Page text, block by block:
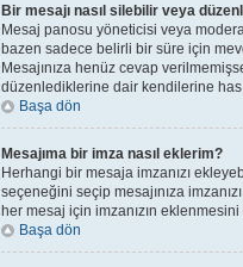
Bir mesajı nasıl silebilir veya
Mesaj panosu yöneticisi veya
bazen sadece belirli bir süre için
Mesajınıza henüz cevap
düzenlediklerine dair kendilerine has
Başa dön
Mesajıma bir imza nasıl eklerim?
Herhangi bir mesaja imzanızı
seçeneğini seçip mesajınıza
her mesaj için imzanızın
Başa dön